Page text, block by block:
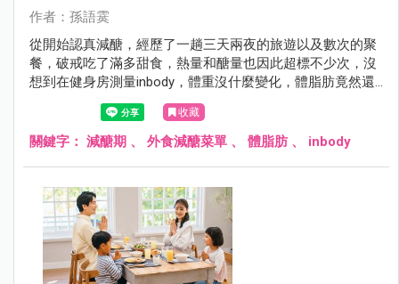
作者：孫語霙
從開始認真減醣，經歷了一趟三天兩夜的旅遊以及數次的聚
餐，破戒吃了滿多甜食，熱量和醣量也因此超標不少次，沒
想到在健身房測量inbody，體重沒什麼變化，體脂肪竟然還
降了0.5kg，骨骼肌增加了0.3kg，雖然數值僅供參考，但我
還是默默地開心了一陣子。收藏
關鍵字： 減醣期 、 外食減醣菜單 、 體脂肪、 inbody